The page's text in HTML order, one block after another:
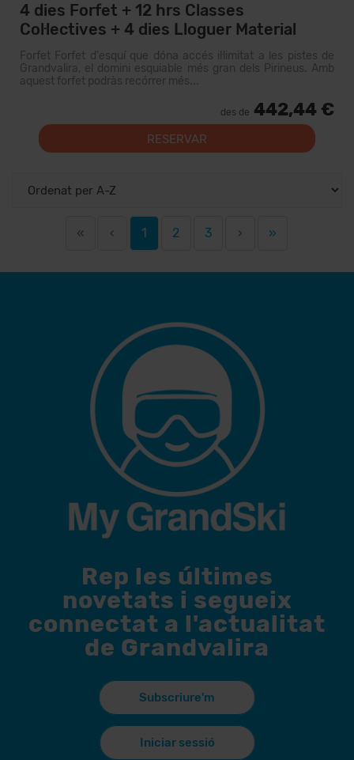
4 dies Forfet + 12 hrs Classes
Col·lectives + 4 dies Lloguer Material
Forfet Forfet d'esquí que dóna accés il·limitat a les pistes de
Grandvalira, el domini esquiable més gran dels Pirineus. Amb
aquest forfet podràs recórrer més...
des de 442,44 €
RESERVAR
« ‹ 1 2 3 › »
Rep les últimes
novetats i segueix
connectat a l'actualitat
de Grandvalira
Subscriure'm
Iniciar sessió